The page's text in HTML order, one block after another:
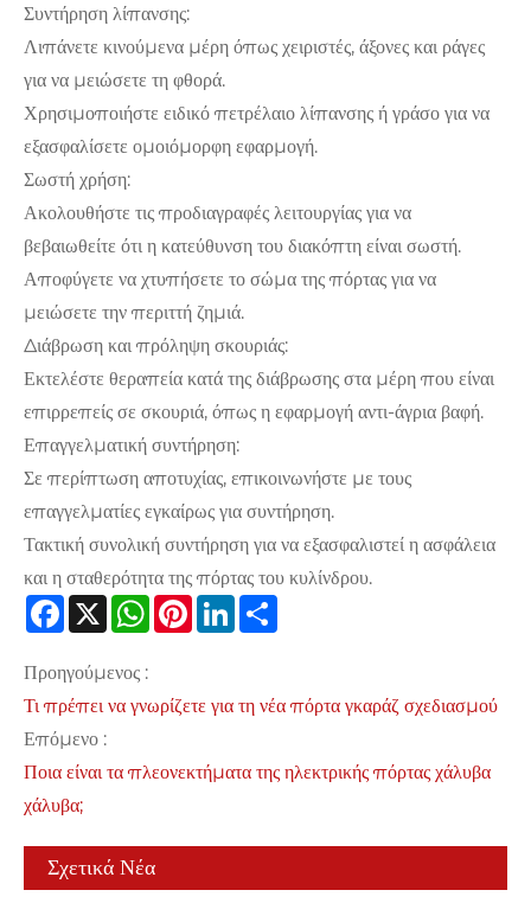
Συντήρηση λίπανσης:
Λιπάνετε κινούμενα μέρη όπως χειριστές, άξονες και ράγες
για να μειώσετε τη φθορά.
Χρησιμοποιήστε ειδικό πετρέλαιο λίπανσης ή γράσο για να
εξασφαλίσετε ομοιόμορφη εφαρμογή.
Σωστή χρήση:
Ακολουθήστε τις προδιαγραφές λειτουργίας για να
βεβαιωθείτε ότι η κατεύθυνση του διακόπτη είναι σωστή.
Αποφύγετε να χτυπήσετε το σώμα της πόρτας για να
μειώσετε την περιττή ζημιά.
Διάβρωση και πρόληψη σκουριάς:
Εκτελέστε θεραπεία κατά της διάβρωσης στα μέρη που είναι
επιρρεπείς σε σκουριά, όπως η εφαρμογή αντι-άγρια ​​βαφή.
Επαγγελματική συντήρηση:
Σε περίπτωση αποτυχίας, επικοινωνήστε με τους
επαγγελματίες εγκαίρως για συντήρηση.
Τακτική συνολική συντήρηση για να εξασφαλιστεί η ασφάλεια
και η σταθερότητα της πόρτας του κυλίνδρου.
Facebook
X WhatsApp
PinterestLinkedIn
Προηγούμενος :
Τι πρέπει να γνωρίζετε για τη νέα πόρτα γκαράζ σχεδιασμού
Επόμενο :
Ποια είναι τα πλεονεκτήματα της ηλεκτρικής πόρτας χάλυβα
χάλυβα;
Σχετικά Νέα